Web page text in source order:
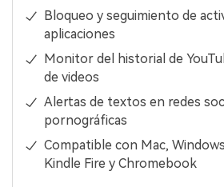
Bloqueo y seguimiento de
aplicaciones
Monitor del historial de
de videos
Alertas de textos en redes
pornográficas
Compatible con Mac,
Kindle Fire y Chromebook